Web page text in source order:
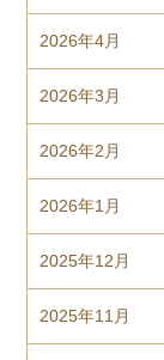
2026年4月
2026年3月
2026年2月
2026年1月
2025年12月
2025年11月